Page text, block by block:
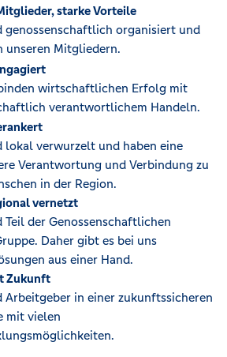
starke Vorteile
genossenschaftlich organisiert und
unseren Mitgliedern.
wirtschaftlichen Erfolg mit
verantwortlichem Handeln.
lokal verwurzelt und haben eine
Verantwortung und Verbindung zu
in der Region.
vernetzt
Teil der Genossenschaftlichen
Daher gibt es bei uns
aus einer Hand.
Zukunft
Arbeitgeber in einer zukunftssicheren
mit vielen